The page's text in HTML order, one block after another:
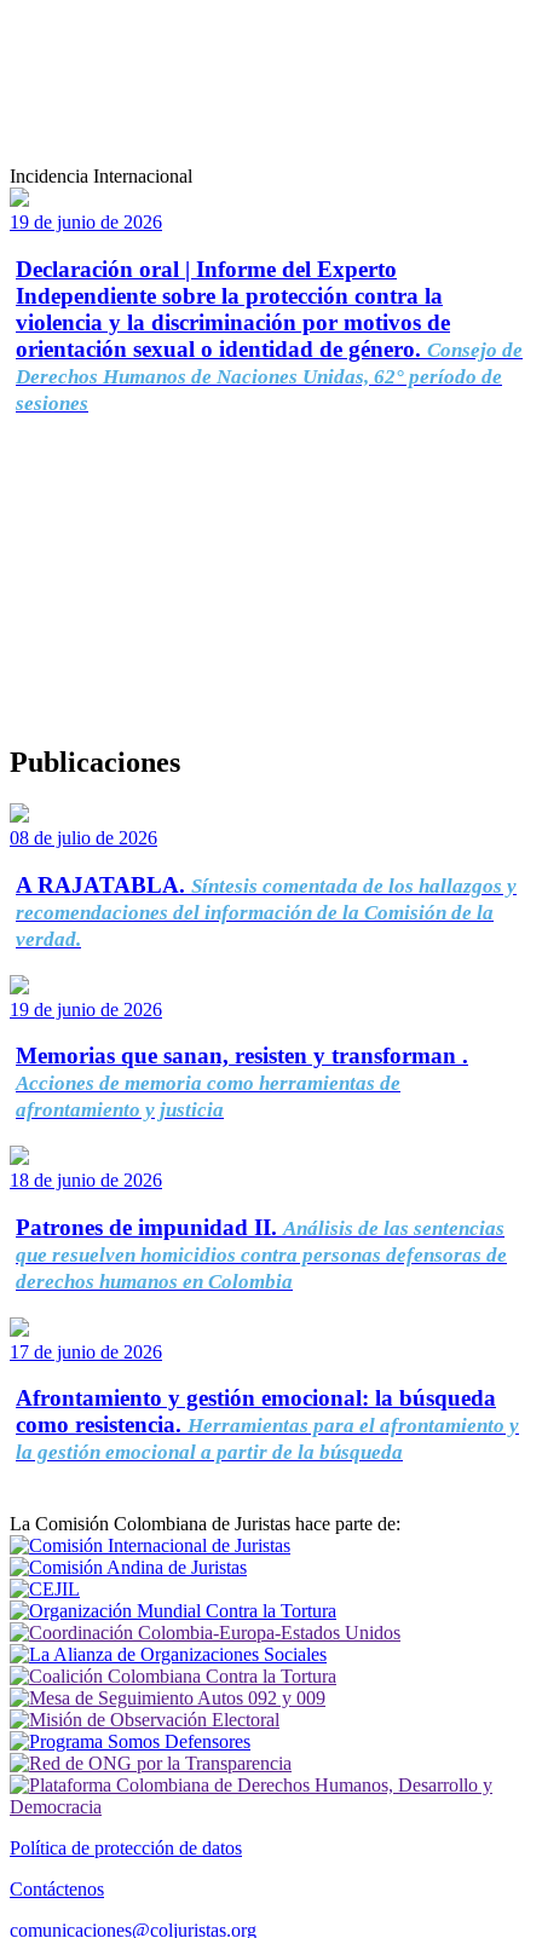
Incidencia Internacional
19 de junio de 2026
Declaración oral | Informe del Experto
Independiente sobre la protección contra la
violencia y la discriminación por motivos de
orientación sexual o identidad de género. Consejo de
Derechos Humanos de Naciones Unidas, 62° período de
sesiones
Publicaciones
08 de julio de 2026
A RAJATABLA. Síntesis comentada de los hallazgos y
recomendaciones del información de la Comisión de la
verdad.
19 de junio de 2026
Memorias que sanan, resisten y transforman .
Acciones de memoria como herramientas de
afrontamiento y justicia
18 de junio de 2026
Patrones de impunidad II. Análisis de las sentencias
que resuelven homicidios contra personas defensoras de
derechos humanos en Colombia
17 de junio de 2026
Afrontamiento y gestión emocional: la búsqueda
como resistencia. Herramientas para el afrontamiento y
la gestión emocional a partir de la búsqueda
La Comisión Colombiana de Juristas hace parte de:
Política de protección de datos
Contáctenos
comunicaciones@coljuristas.org